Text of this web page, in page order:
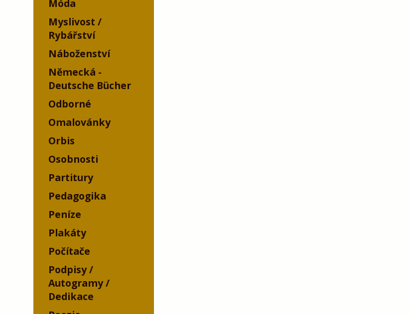
Móda
Myslivost /
Rybářství
Náboženství
Německá -
Deutsche Bücher
Odborné
Omalovánky
Orbis
Osobnosti
Partitury
Pedagogika
Peníze
Plakáty
Počítače
Podpisy /
Autogramy /
Dedikace